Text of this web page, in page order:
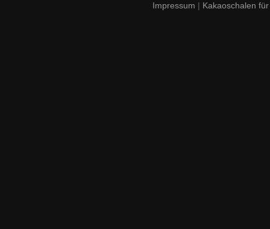
Impressum | Kakaoschalen